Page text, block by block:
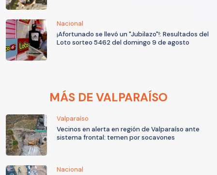
Nacional
¡Afortunado se llevó un "Jubilazo"!: Resultados del
Loto sorteo 5462 del domingo 9 de agosto
MÁS DE VALPARAÍSO
Valparaíso
Vecinos en alerta en región de Valparaíso ante
sistema frontal: temen por socavones
Nacional